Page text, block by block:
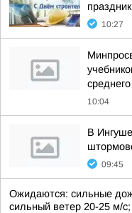
10:27
10:04
В
09:45
Ожидаются: сильные
сильный ветер 20-25 м/